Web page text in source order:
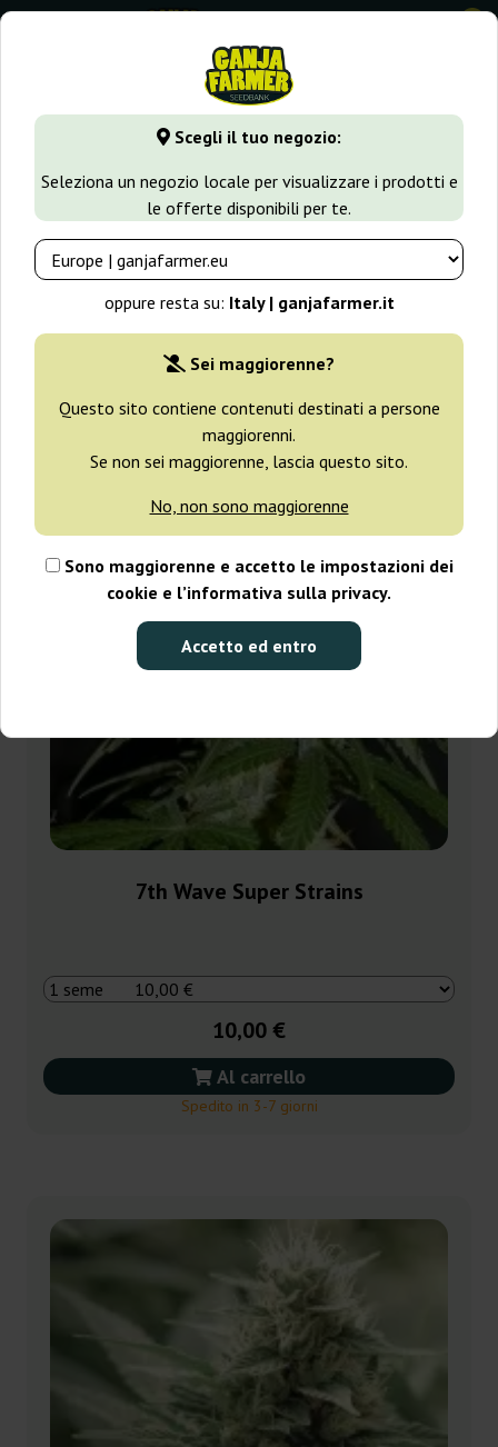
⭐ -40% Varietà a crescita rapida ⭐
⏰ 2 giorni 06:11:24
Scegli il tuo negozio:
Seleziona un negozio locale per visualizzare i prodotti e
le offerte disponibili per te.
oppure resta su: Italy | ganjafarmer.it
Sei maggiorenne?
Questo sito contiene contenuti destinati a persone
maggiorenni.
Se non sei maggiorenne, lascia questo sito.
No, non sono maggiorenne
Sono maggiorenne e accetto le impostazioni dei
cookie e l’informativa sulla privacy.
Accetto ed entro
0
GanjaFarmer.it Seedbank Super Strains
Semi Super Strains
Ordinamento
7th Wave Super Strains
10,00 €
Al carrello
Spedito in 3-7 giorni